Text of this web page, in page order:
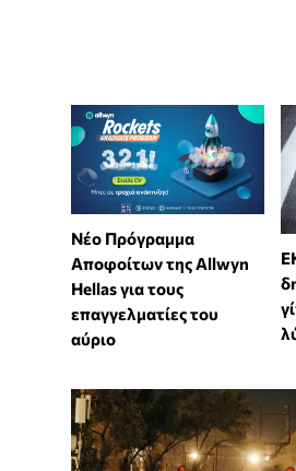
Νέο Πρόγραμμα
Αποφοίτων της Allwyn
Hellas για τους
επαγγελματίες του
αύριο